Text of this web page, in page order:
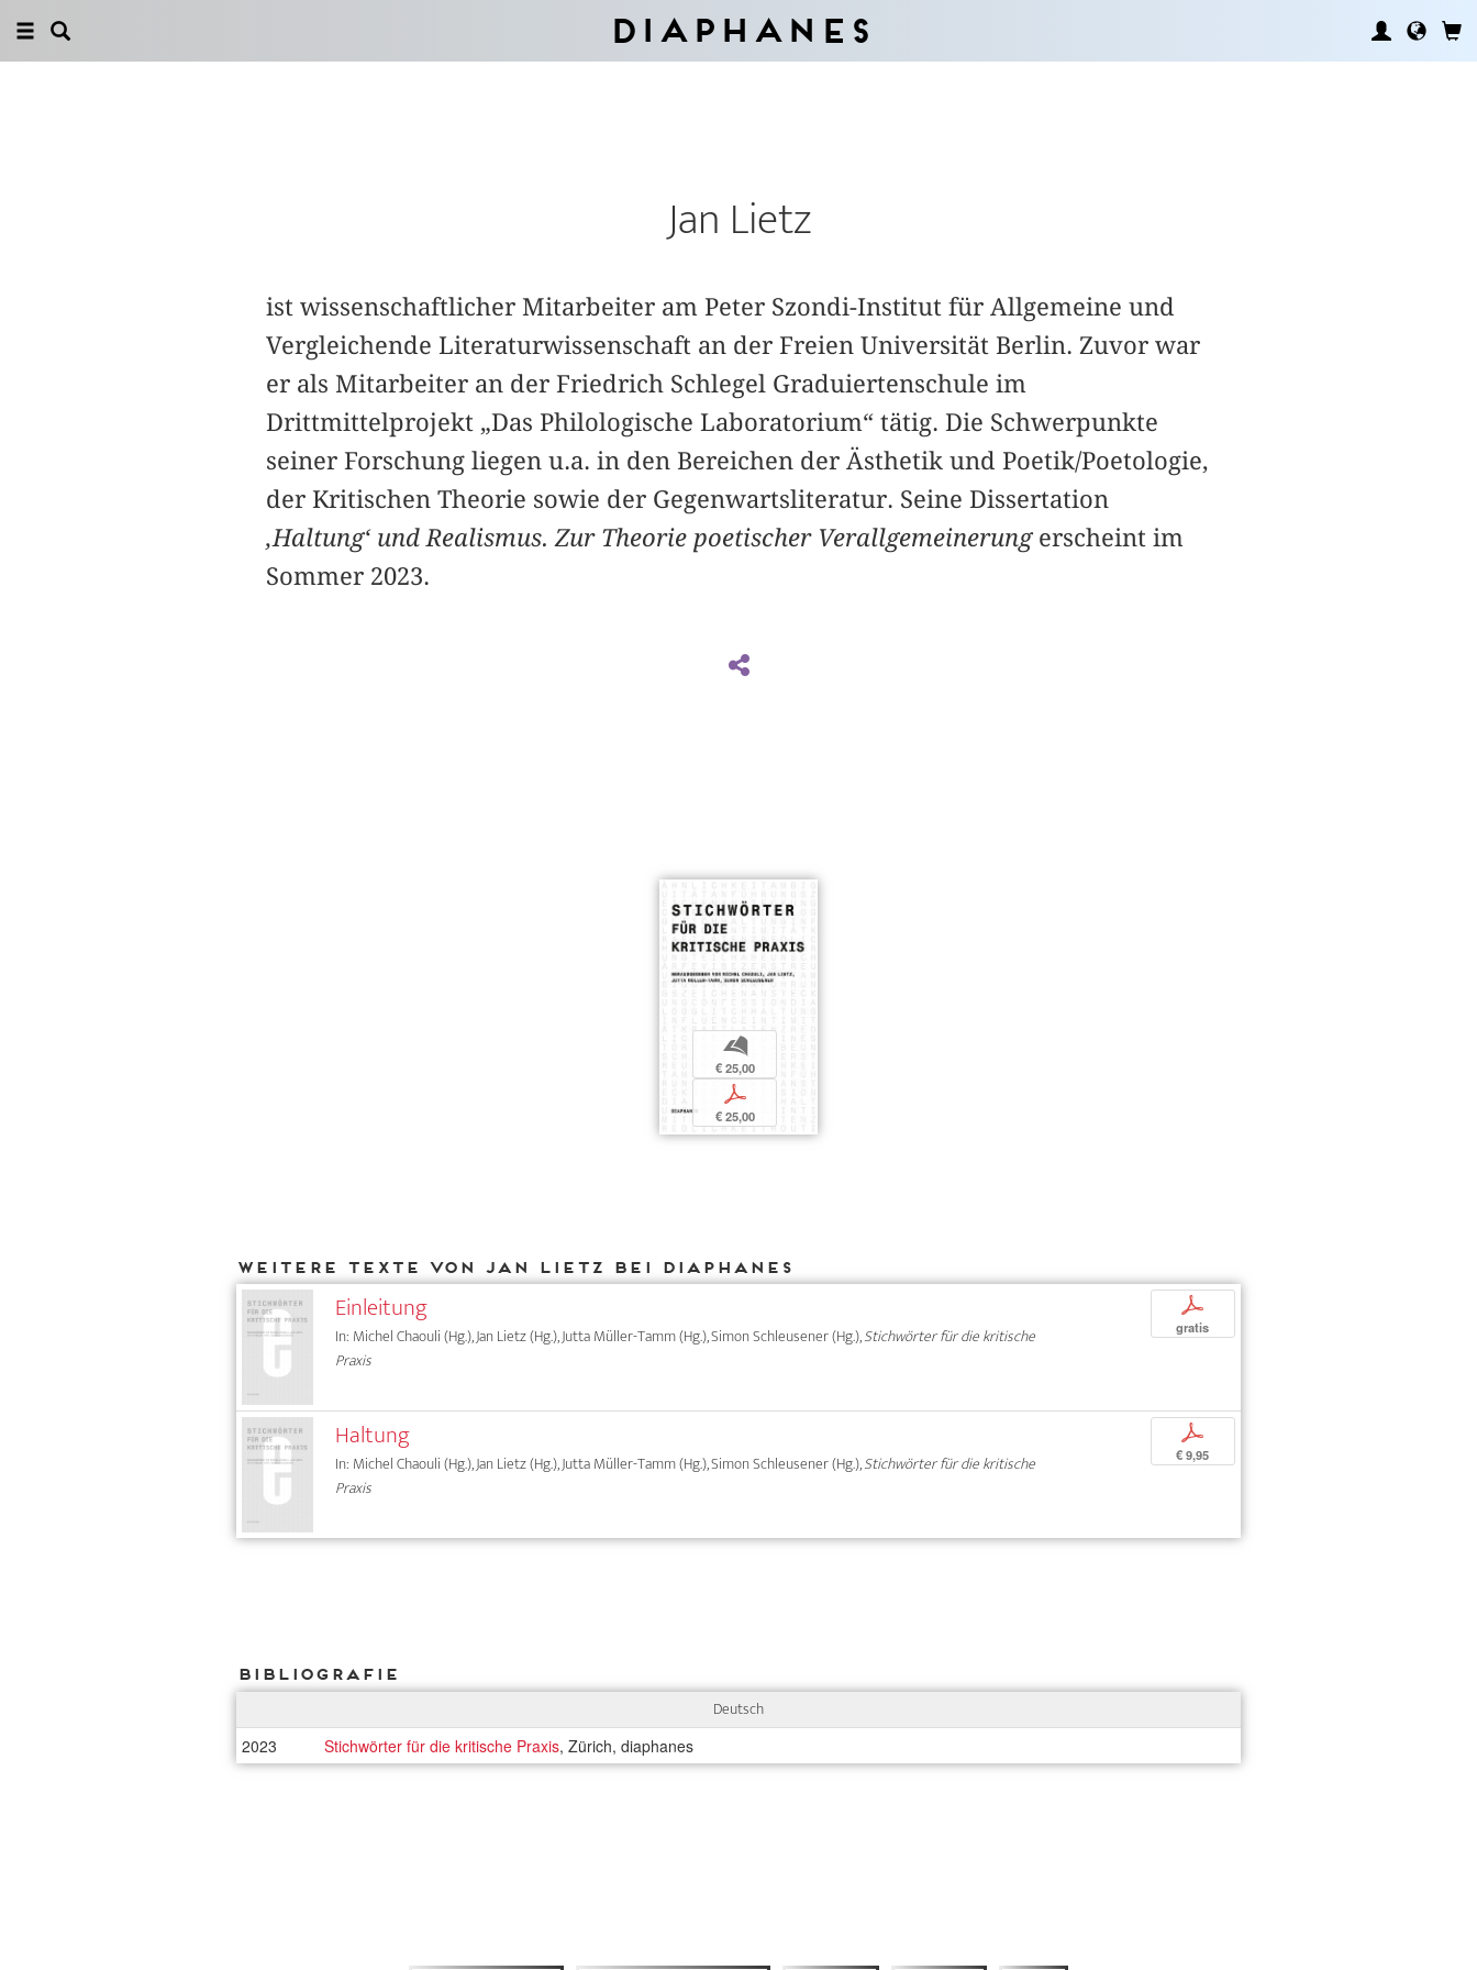
Diaphanes
Jan Lietz
ist wissenschaftlicher Mitarbeiter am Peter Szondi-Institut für Allgemeine und
Vergleichende Literaturwissenschaft an der Freien Universität Berlin. Zuvor war
er als Mitarbeiter an der Friedrich Schlegel Graduiertenschule im
Drittmittelprojekt „Das Philologische Laboratorium“ tätig. Die Schwerpunkte
seiner Forschung liegen u.a. in den Bereichen der Ästhetik und Poetik/Poetologie,
der Kritischen Theorie sowie der Gegenwartsliteratur. Seine Dissertation
‚Haltung‘ und Realismus. Zur Theorie poetischer Verallgemeinerungerscheint im
Sommer 2023.
b
€ 25,00
p
€ 25,00
Weitere Texte von Jan Lietz bei DIAPHANES
Einleitung
In: Michel Chaouli (Hg.), Jan Lietz (Hg.), Jutta Müller-Tamm (Hg.), Simon Schleusener (Hg.),Stichwörter für die kritische
Praxis
p
gratis
Haltung
In: Michel Chaouli (Hg.), Jan Lietz (Hg.), Jutta Müller-Tamm (Hg.), Simon Schleusener (Hg.),Stichwörter für die kritische
Praxis
p
€ 9,95
Bibliografie
Deutsch
2023 Stichwörter für die kritische Praxis, Zürich, diaphanes